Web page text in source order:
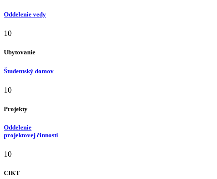
Oddelenie vedy
10
Ubytovanie
Študentský domov
10
Projekty
Oddelenie
projektovej činnosti
10
CIKT